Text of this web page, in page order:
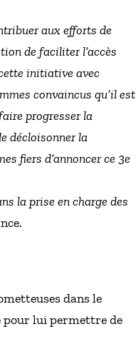
aux efforts de
de faciliter l’accès
initiative avec
convaincus qu’il est
progresser la
décloisonner la
fiers d’annoncer ce 3e
la prise en charge des
dans le
pour lui permettre de